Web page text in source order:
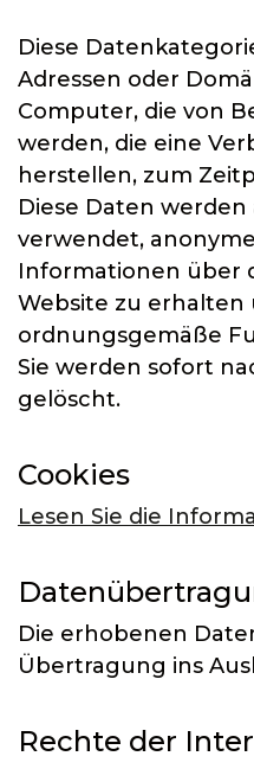
Diese
Adressen oder
Computer, die von
werden, die eine
herstellen, zum
Diese Daten
verwendet,
Informationen über
Website zu erhalten
ordnungsgemäße
Sie werden sofort
gelöscht.
Cookies
Lesen Sie die
Die erhobenen
Übertragung ins
Rechte der